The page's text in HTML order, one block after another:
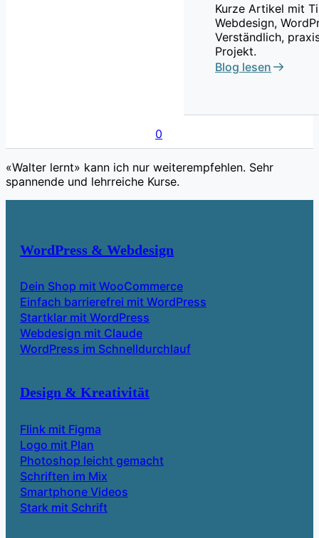
Kurze Artikel mit
Webdesign,
Verständlich,
Projekt.
Blog lesen
0
«Walter lernt» kann ich nur weiterempfehlen. Sehr
spannende und lehrreiche Kurse.
WordPress & Webdesign
Dein Shop mit WooCommerce
Einfach barrierefrei mit WordPress
Startklar mit WordPress
Webdesign mit Claude
WordPress im Schnelldurchlauf
Design & Kreativität
Flink mit Figma
Logo mit Plan
Photoshop leicht gemacht
Schriften im Mix
Smartphone Videos
Stark mit Schrift